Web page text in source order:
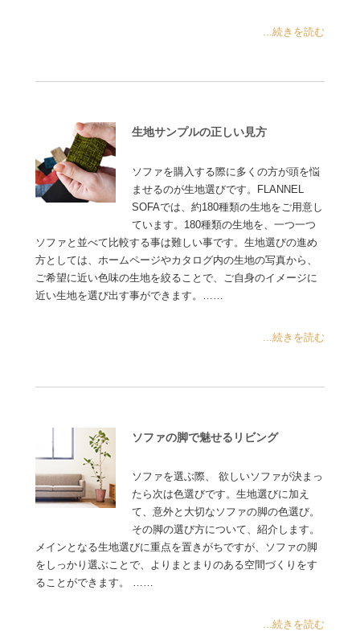
...続きを読む
生地サンプルの正しい見方
ソファを購入する際に多くの方が頭を悩
ませるのが生地選びです。FLANNEL
SOFAでは、約180種類の生地をご用意し
ています。180種類の生地を、一つ一つ
ソファと並べて比較する事は難しい事です。生地選びの進め
方としては、ホームページやカタログ内の生地の写真から、
ご希望に近い色味の生地を絞ることで、ご自身のイメージに
近い生地を選び出す事ができます。……
...続きを読む
ソファの脚で魅せるリビング
ソファを選ぶ際、 欲しいソファが決まっ
たら次は色選びです。生地選びに加え
て、意外と大切なソファの脚の色選び。
その脚の選び方について、紹介します。
メインとなる生地選びに重点を置きがちですが、ソファの脚
をしっかり選ぶことで、よりまとまりのある空間づくりをす
ることができます。 ……
...続きを読む